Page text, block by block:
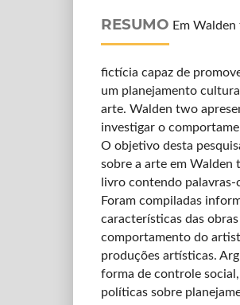
RESUMO Em
fictícia capaz de
um planejamento
arte. Walden two
investigar o
O objetivo desta
sobre a arte em Walden
livro contendo palavras-
Foram compiladas
características das
comportamento do
produções artísticas.
forma de controle
políticas sobre